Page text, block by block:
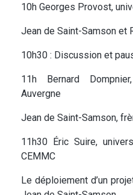
10h Georges Provost,
Jean de Saint-Samson et
10h30 : Discussion et
11h Bernard
Auvergne
Jean de Saint-Samson,
11h30 Éric Suire,
CEMMC
Le déploiement d’un